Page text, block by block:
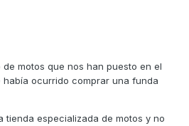
motos que nos han puesto en el
ocurrido comprar una funda
tienda especializada de motos y no